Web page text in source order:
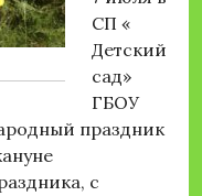
СП «
Детский
сад»
ГБОУ
праздник
с